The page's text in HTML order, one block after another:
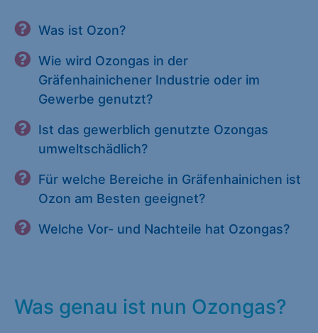
Was ist Ozon?
Wie wird Ozongas in der
Gräfenhainichener Industrie oder im
Gewerbe genutzt?
Ist das gewerblich genutzte Ozongas
umweltschädlich?
Für welche Bereiche in Gräfenhainichen ist
Ozon am Besten geeignet?
Welche Vor- und Nachteile hat Ozongas?
Was genau ist nun Ozongas?